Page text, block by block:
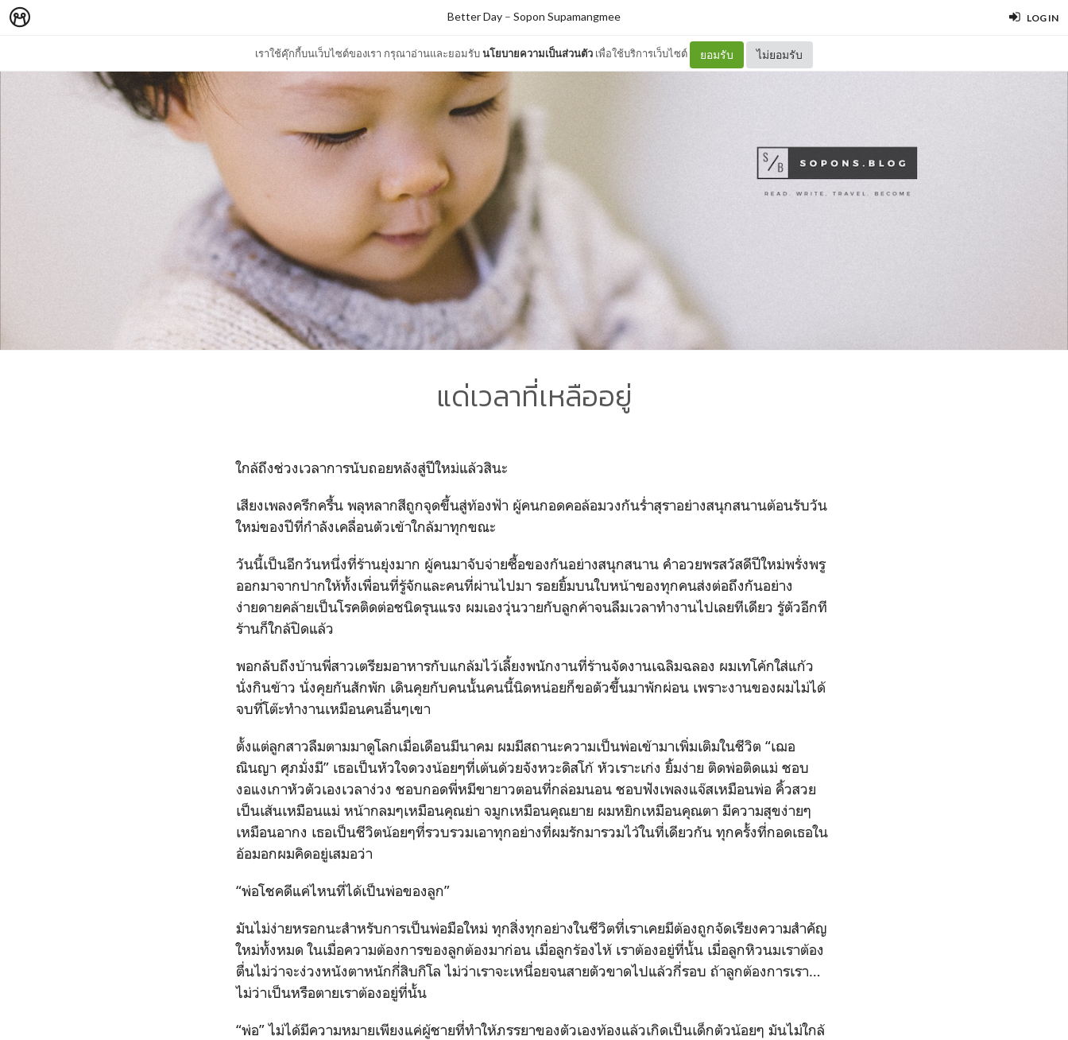
LOG IN
เราใช้คุ๊กกี้บนเว็บไซต์ของเรา กรุณาอ่านและยอมรับนโยบายความเป็นส่วนตัว เพื่อใช้บริการเว็บไซต์ ยอมรับ ไม่ยอมรับ
Better Day – Sopon Supamangmee
แด่เวลาที่เหลืออยู่
ใกล้ถึงช่วงเวลาการนับถอยหลังสู่ปีใหม่แล้วสินะ
เสียงเพลงครึกครื้น พลุหลากสีถูกจุดขึ้นสู่ท้องฟ้า ผู้คนกอดคอล้อมวงกันร่ำสุราอย่างสนุกสนานต้อนรับวัน
ใหม่ของปีที่กำลังเคลื่อนตัวเข้าใกล้มาทุกขณะ
วันนี้เป็นอีกวันหนึ่งที่ร้านยุ่งมาก ผู้คนมาจับจ่ายซื้อของกันอย่างสนุกสนาน คำอวยพรสวัสดีปีใหม่พรั่งพรู
ออกมาจากปากให้ทั้งเพื่อนที่รู้จักและคนที่ผ่านไปมา รอยยิ้มบนใบหน้าของทุกคนส่งต่อถึงกันอย่าง
ง่ายดายคล้ายเป็นโรคติดต่อชนิดรุนแรง ผมเองวุ่นวายกับลูกค้าจนลืมเวลาทำงานไปเลยทีเดียว รู้ตัวอีกที
ร้านก็ใกล้ปิดแล้ว
พอกลับถึงบ้านพี่สาวเตรียมอาหารกับแกล้มไว้เลี้ยงพนักงานที่ร้านจัดงานเฉลิมฉลอง ผมเทโค้กใส่แก้ว
นั่งกินข้าว นั่งคุยกันสักพัก เดินคุยกับคนนั้นคนนี้นิดหน่อยก็ขอตัวขึ้นมาพักผ่อน เพราะงานของผมไม่ได้
จบที่โต๊ะทำงานเหมือนคนอื่นๆเขา
ตั้งแต่ลูกสาวลืมตามมาดูโลกเมื่อเดือนมีนาคม ผมมีสถานะความเป็นพ่อเข้ามาเพิ่มเติมในชีวิต “เฌอ
ณินญา ศุภมั่งมี” เธอเป็นหัวใจดวงน้อยๆที่เต้นด้วยจังหวะดิสโก้ หัวเราะเก่ง ยิ้มง่าย ติดพ่อติดแม่ ชอบ
งอแงเกาหัวตัวเองเวลาง่วง ชอบกอดพี่หมีขายาวตอนที่กล่อมนอน ชอบฟังเพลงแจ๊สเหมือนพ่อ คิ้วสวย
เป็นเส้นเหมือนแม่ หน้ากลมๆเหมือนคุณย่า จมูกเหมือนคุณยาย ผมหยิกเหมือนคุณตา มีความสุขง่ายๆ
เหมือนอากง เธอเป็นชีวิตน้อยๆที่รวบรวมเอาทุกอย่างที่ผมรักมารวมไว้ในที่เดียวกัน ทุกครั้งที่กอดเธอใน
อ้อมอกผมคิดอยู่เสมอว่า
“พ่อโชคดีแค่ไหนที่ได้เป็นพ่อของลูก”
มันไม่ง่ายหรอกนะสำหรับการเป็นพ่อมือใหม่ ทุกสิ่งทุกอย่างในชีวิตที่เราเคยมีต้องถูกจัดเรียงความสำคัญ
ใหม่ทั้งหมด ในเมื่อความต้องการของลูกต้องมาก่อน เมื่อลูกร้องไห้ เราต้องอยู่ที่นั้น เมื่อลูกหิวนมเราต้อง
ตื่นไม่ว่าจะง่วงหนังตาหนักกี่สิบกิโล ไม่ว่าเราจะเหนื่อยจนสายตัวขาดไปแล้วกี่รอบ ถ้าลูกต้องการเรา…
ไม่ว่าเป็นหรือตายเราต้องอยู่ที่นั้น
“พ่อ” ไม่ได้มีความหมายเพียงแค่ผู้ชายที่ทำให้ภรรยาของตัวเองท้องแล้วเกิดเป็นเด็กตัวน้อยๆ มันไม่ใกล้